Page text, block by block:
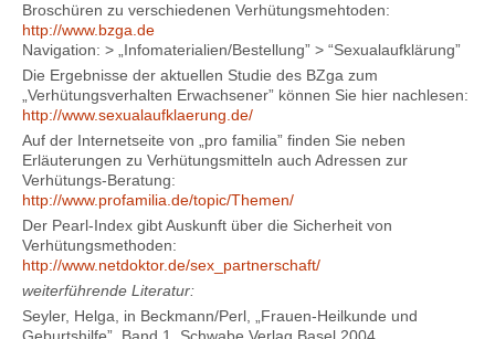
Broschüren zu verschiedenen Verhütungsmehtoden:
http://www.bzga.de
Navigation: > „Infomaterialien/Bestellung” > “Sexualaufklärung”
Die Ergebnisse der aktuellen Studie des BZga zum
„Verhütungsverhalten Erwachsener” können Sie hier nachlesen:
http://www.sexualaufklaerung.de/
Auf der Internetseite von „pro familia” finden Sie neben
Erläuterungen zu Verhütungsmitteln auch Adressen zur
Verhütungs-Beratung:
http://www.profamilia.de/topic/Themen/
Der Pearl-Index gibt Auskunft über die Sicherheit von
Verhütungsmethoden:
http://www.netdoktor.de/sex_partnerschaft/
weiterführende Literatur:
Seyler, Helga, in Beckmann/Perl, „Frauen-Heilkunde und